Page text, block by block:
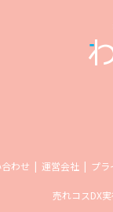
わせ 運営会社 プラ
売れコスDX